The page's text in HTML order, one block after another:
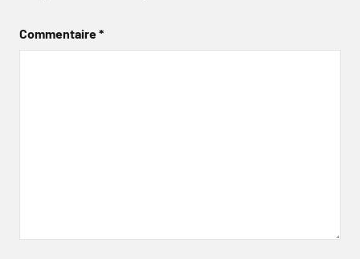
Commentaire*